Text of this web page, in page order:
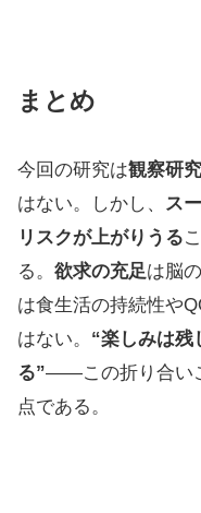
まとめ
今回の研究は観察研究
はない。しかし、 ス
リスクが上がりうる
る。 欲求の充足は脳
は食生活の持続性や
はない。 “楽しみは残
る”——この折り合い
点である。